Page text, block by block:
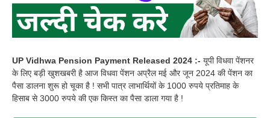
UP Vidhwa Pension Payment Released 2024 :- यूपी विधवा पेंशनर
के लिए बड़ी खुशखबरी है आज विधवा पेंशन अप्रैल मई और जून 2024 की पेंशन का
पैसा डालना शुरू हो चूका है ! सभी पात्र लाभार्थियों के 1000 रुपये प्रतिमाह के
हिसाब से 3000 रुपये की एक किस्त का पैसा डाला गया है !